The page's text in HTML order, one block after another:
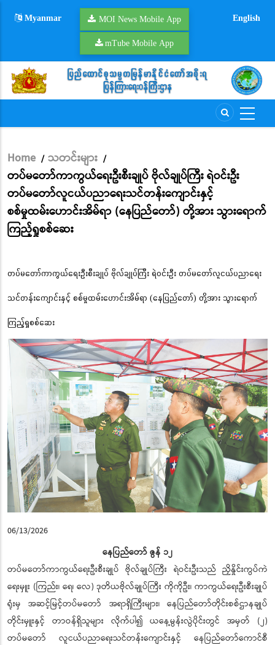
Myanmar MOI News Mobile App
mTube Mobile App
English
Breadcrumb
Home / သတင်းများ /
တပ်မတော်ကာကွယ်ရေးဦးစီးချုပ် ဗိုလ်ချုပ်ကြီး ရဲဝင်းဦး
တပ်မတော်လူငယ်ပညာရေးသင်တန်းကျောင်းနှင့်
စစ်မှုထမ်းဟောင်းအိမ်ရာ (နေပြည်တော်) တို့အား သွားရောက်
ကြည့်ရှုစစ်ဆေး
တပ်မတော်ကာကွယ်ရေးဦးစီးချုပ် ဗိုလ်ချုပ်ကြီး ရဲဝင်းဦး တပ်မတော်လူငယ်ပညာရေး
သင်တန်းကျောင်းနှင့် စစ်မှုထမ်းဟောင်းအိမ်ရာ (နေပြည်တော်) တို့အား သွားရောက်
ကြည့်ရှုစစ်ဆေး
06/13/2026
နေပြည်တော် ဇွန် ၁၂
တပ်မတော်ကာကွယ်ရေးဦးစီးချုပ် ဗိုလ်ချုပ်ကြီး ရဲဝင်းဦးသည် ညှိနှိုင်းကွပ်ကဲ
ရေးမှူး (ကြည်း၊ ရေ၊ လေ) ဒုတိယဗိုလ်ချုပ်ကြီး ကိုကိုဦး၊ ကာကွယ်ရေးဦးစီးချုပ်
ရုံးမှ အဆင့်မြင့်တပ်မတော် အရာရှိကြီးများ၊ နေပြည်တော်တိုင်းစစ်ဌာနချုပ်
တိုင်းမှူးနှင့် တာဝန်ရှိသူများ လိုက်ပါ၍ ယနေ့မွန်းလွဲပိုင်းတွင် အမှတ် (၂)
တပ်မတော် လူငယ်ပညာရေးသင်တန်းကျောင်းနှင့် နေပြည်တော်ကောင်စီ